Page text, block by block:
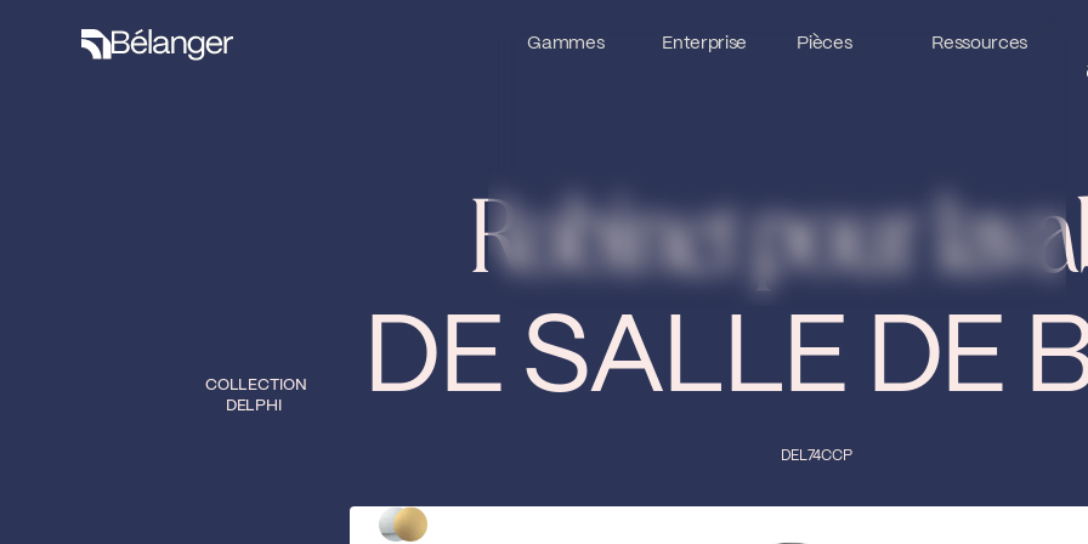
Gammes Enterprise Pièces Ressources
Gammes Enterprise Pièces Ressources
COLLECTION
DELPHI
Robinet pour
DE SALLE DE
DEL74CCP